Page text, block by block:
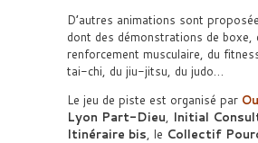
D’autres animations sont
dont des démonstrations de boxe,
renforcement musculaire, du
tai-chi, du jiu-jitsu, du judo…
Le jeu de piste est organisé par
Lyon Part-Dieu, Initial
Itinéraire bis, le Collectif